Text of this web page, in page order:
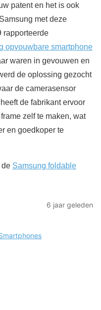
patent en het is ook
met deze
rapporteerde
opvouwbare smartphone
waren in gevouwen en
de oplossing gezocht
de camerasensor
de fabrikant ervoor
zelf te maken, wat
en goedkoper te
de Samsung foldable
6 jaar geleden